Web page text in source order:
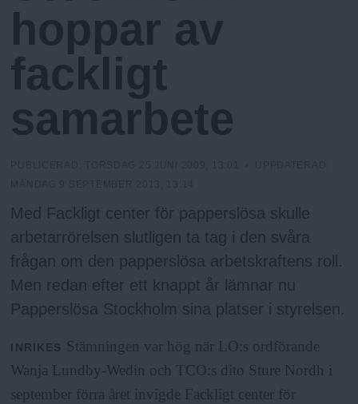
h
o
m
s
F
r
i
a
n
hoppar av
fackligt
samarbete
Med Fackligt center för papperslösa skulle
arbetarrörelsen slutligen ta tag i den svåra
frågan om den papperslösa arbetskraftens roll.
Men redan efter ett knappt år lämnar nu
Papperslösa Stockholm sina platser i styrelsen.
INRIKES
Stämningen var hög när LO:s ordförande
Wanja Lundby-Wedin och TCO:s dito Sture Nordh i
september förra året invigde Fackligt center för